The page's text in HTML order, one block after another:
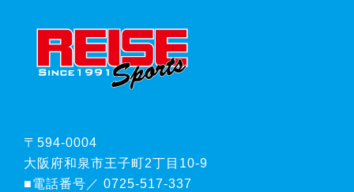
FOOTER
〒594-0004
大阪府和泉市王子町2丁目10-9
■電話番号／ 0725-517-337